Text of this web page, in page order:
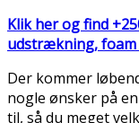
Klik her og find
udstrækning, foam
Der kommer
nogle ønsker på
til, så du meget